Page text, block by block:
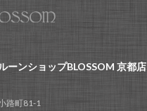
ーンショップBLOSSOM 京都店
路町81-1